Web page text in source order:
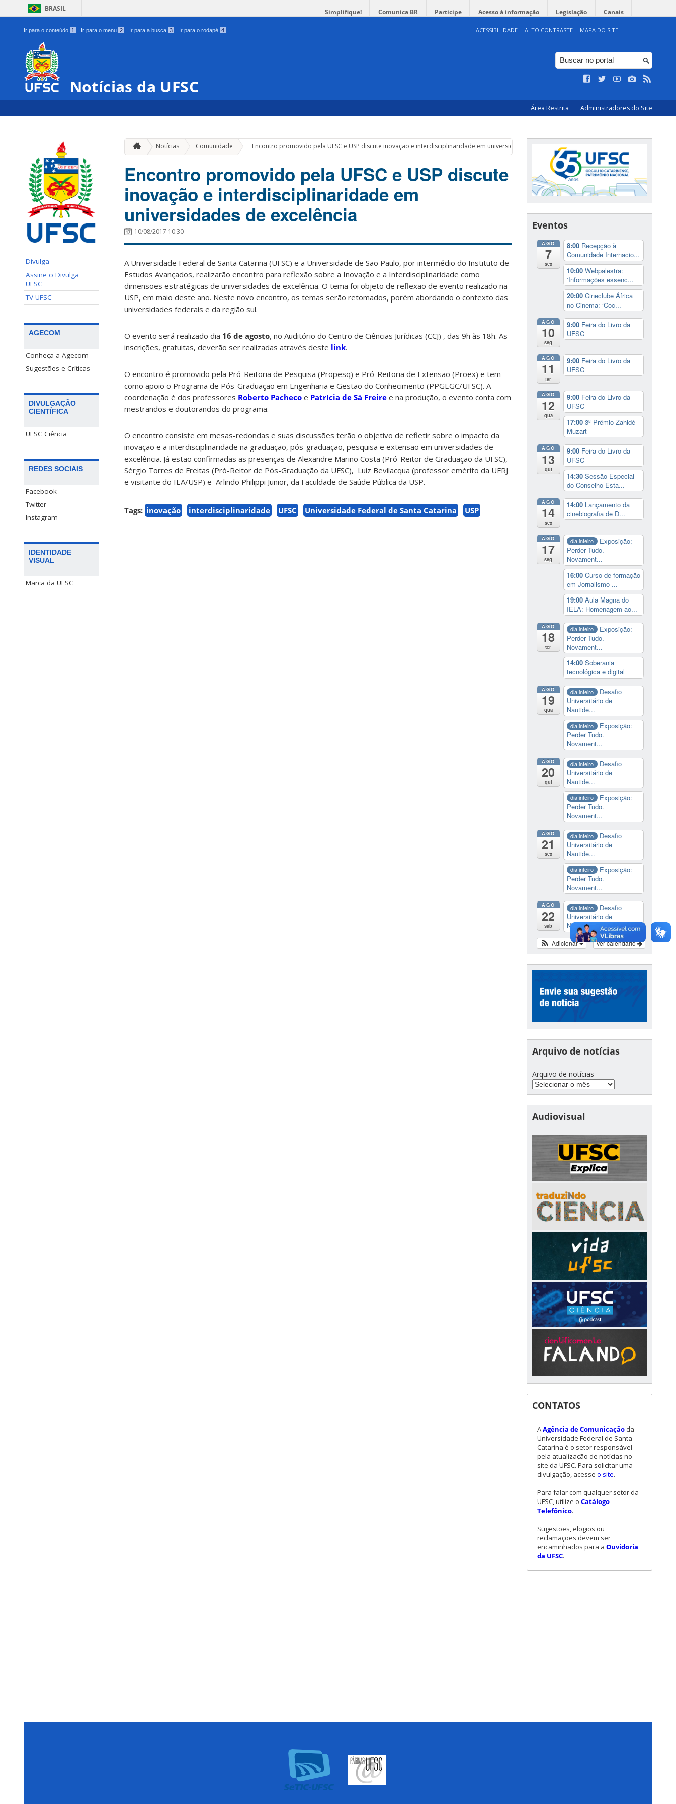
BRASIL Simplifique! Comunica BR Participe Acesso à informação Legislação Canais
Ir para o conteúdo 1 Ir para o menu 2 Ir para a busca 3 Ir para o rodapé 4 ACESSIBILIDADE ALTO CONTRASTE MAPA DO SITE
Notícias da UFSC
Área Restrita Administradores do Site
Divulga
Assine o Divulga
UFSC
TV UFSC
AGECOM
Conheça a Agecom
Sugestões e Críticas
DIVULGAÇÃO
CIENTÍFICA
UFSC Ciência
REDES SOCIAIS
Facebook
Twitter
Instagram
IDENTIDADE
VISUAL
Marca da UFSC
Notícias Comunidade » Encontro promovido pela UFSC e USP discute inovação e interdisciplinaridade em universidades de excelência
Encontro promovido pela UFSC e USP discute
inovação e interdisciplinaridade em
universidades de excelência
10/08/2017 10:30
A Universidade Federal de Santa Catarina (UFSC) e a Universidade de São Paulo, por intermédio do Instituto de
Estudos Avançados, realizarão encontro para reflexão sobre a Inovação e a Interdisciplinaridade como
dimensões estratégicas de universidades de excelência. O tema foi objeto de reflexão de evento realizado na
USP, em maio deste ano. Neste novo encontro, os temas serão retomados, porém abordando o contexto das
universidades federais e da região sul.
O evento será realizado dia 16 de agosto, no Auditório do Centro de Ciências Jurídicas (CCJ) , das 9h às 18h. As
inscrições, gratuitas, deverão ser realizadas através deste link.
O encontro é promovido pela Pró-Reitoria de Pesquisa (Propesq) e Pró-Reitoria de Extensão (Proex) e tem
como apoio o Programa de Pós-Graduação em Engenharia e Gestão do Conhecimento (PPGEGC/UFSC). A
coordenação é dos professores Roberto Pacheco e Patrícia de Sá Freire e na produção, o evento conta com
mestrandos e doutorandos do programa.
O encontro consiste em mesas-redondas e suas discussões terão o objetivo de refletir sobre o impacto da
inovação e a interdisciplinaridade na graduação, pós-graduação, pesquisa e extensão em universidades de
excelência. Já estão confirmadas as presenças de Alexandre Marino Costa (Pró-Reitor de Graduação da UFSC),
Sérgio Torres de Freitas (Pró-Reitor de Pós-Graduação da UFSC), Luiz Bevilacqua (professor emérito da UFRJ
e visitante do IEA/USP) e Arlindo Philippi Junior, da Faculdade de Saúde Pública da USP.
Tags: inovação interdisciplinaridade UFSC Universidade Federal de Santa Catarina USP
Eventos
AGO
7
sex
8:00 Recepção à
Comunidade Internacio...
10:00 Webpalestra:
‘Informações essenc...
20:00 Cineclube África
no Cinema: ‘Coc...
AGO
10
seg
9:00 Feira do Livro da
UFSC
AGO
11
ter
9:00 Feira do Livro da
UFSC
AGO
12
qua
9:00 Feira do Livro da
UFSC
17:00 3º Prêmio Zahidé
Muzart
AGO
13
qui
9:00 Feira do Livro da
UFSC
14:30 Sessão Especial
do Conselho Esta...
AGO
14
sex
14:00 Lançamento da
cinebiografia de D...
AGO
17
seg
dia inteiro
Exposição:
Perder Tudo.
Novament...
16:00 Curso de formação
em Jornalismo ...
19:00 Aula Magna do
IELA: Homenagem ao...
AGO
18
ter
dia inteiro
Exposição:
Perder Tudo.
Novament...
14:00 Soberania
tecnológica e digital
AGO
19
qua
dia inteiro
Desafio
Universitário de
Nautide...
dia inteiro
Exposição:
Perder Tudo.
Novament...
AGO
20
qui
dia inteiro
Desafio
Universitário de
Nautide...
dia inteiro
Exposição:
Perder Tudo.
Novament...
AGO
21
sex
dia inteiro
Desafio
Universitário de
Nautide...
dia inteiro
Exposição:
Perder Tudo.
Novament...
AGO
22
sáb
dia inteiro
Desafio
Universitário de
Nautide...
Ver calendário
Adicionar
Arquivo de notícias
Arquivo de notícias
Audiovisual
CONTATOS
AAgência de Comunicação da
Universidade Federal de Santa
Catarina é o setor responsável
pela atualização de notícias no
site da UFSC. Para solicitar uma
divulgação, acesse o site.
Para falar com qualquer setor da
UFSC, utilize o Catálogo
Telefônico.
Sugestões, elogios ou
reclamações devem ser
encaminhados para a Ouvidoria
da UFSC.